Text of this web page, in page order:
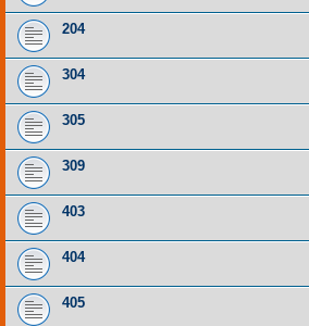
204
304
305
309
403
404
405